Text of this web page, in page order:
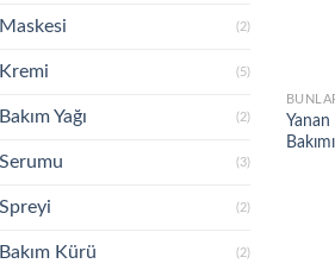
(2)
(5)
Yağı (2)
(3)
(2)
Kürü (2)
Yanan